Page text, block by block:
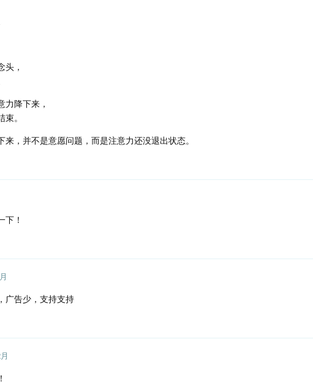
头，
力降下来，
。
来，并不是意愿问题，而是注意力还没退出状态。
下！
广告少，支持支持